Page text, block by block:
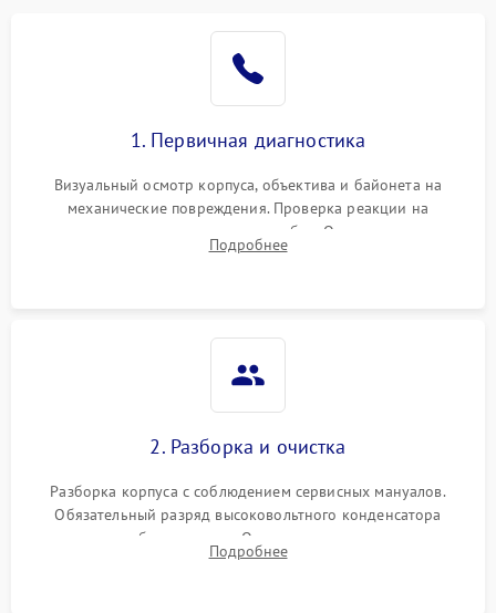
1. Первичная диагностика
Визуальный осмотр корпуса, объектива и байонета на
механические повреждения. Проверка реакции на
включение, считывание кодов ошибок. Оценка состояния
матрицы и затвора, проверка работы автофокуса и вспышки.
Подробнее
2. Разборка и очистка
Разборка корпуса с соблюдением сервисных мануалов.
Обязательный разряд высоковольтного конденсатора
вспышки для безопасности. Очистка внутренних узлов от
пыли, песка и следов влаги с помощью спецсредств.
Подробнее